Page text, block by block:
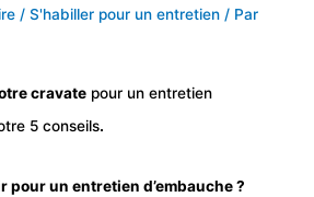
/ S'habiller pour un entretien / Par
cravate pour un entretien
5 conseils.
pour un entretien d’embauche ?